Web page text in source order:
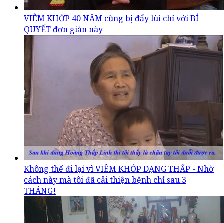
VIÊM KHỚP 40 NĂM cũng bị đẩy lùi chỉ với BÍ
QUYẾT đơn giản này
Không thể đi lại vì VIÊM KHỚP DẠNG THẤP - Nhờ
cách này mà tôi đã cải thiện bệnh chỉ sau 3
THÁNG!